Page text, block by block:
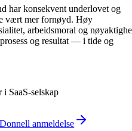
har konsekvent underlovet og
vært mer fornøyd. Høy
arbeidsmoral og
og resultat — i tide og
SaaS-selskap
anmeldelse